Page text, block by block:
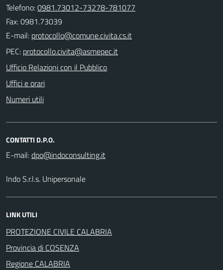
Telefono:0981.73012-73278-781077
Fax: 0981.73039
E-mail:
PEC:
Ufficio Relazioni con il Pubblico
Uffici e orari
Numeri utili
CONTATTI D.P.O.
E-mail:
Indo S.r.l.s. Unipersonale
LINK UTILI
PROTEZIONE CIVILE CALABRIA
Provincia di COSENZA
Regione CALABRIA